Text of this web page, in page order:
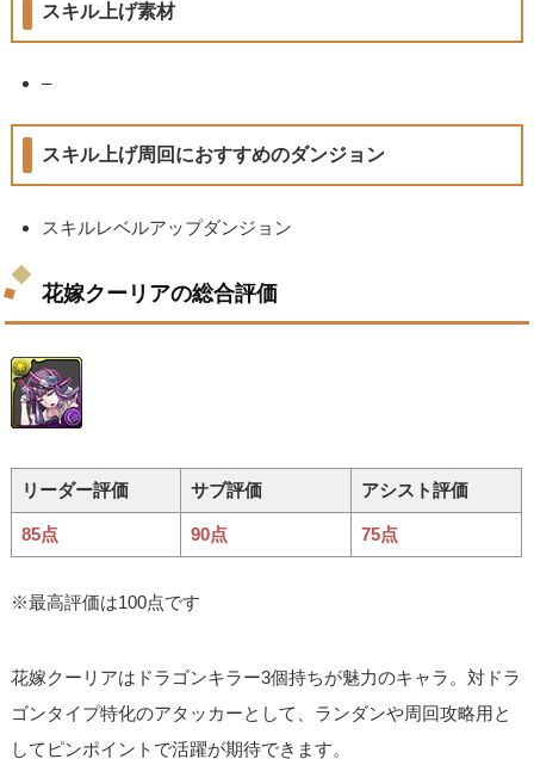
スキル上げ素材
–
スキル上げ周回におすすめのダンジョン
スキルレベルアップダンジョン
花嫁クーリアの総合評価
リーダー評価 サブ評価 アシスト評価
85点 90点 75点
※最高評価は100点です
花嫁クーリアはドラゴンキラー3個持ちが魅力のキャラ。対ドラ
ゴンタイプ特化のアタッカーとして、ランダンや周回攻略用と
してピンポイントで活躍が期待できます。